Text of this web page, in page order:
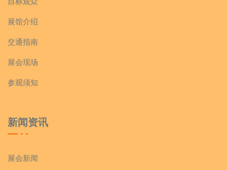
展馆介绍
交通指南
展会现场
参观须知
新闻资讯
展会新闻